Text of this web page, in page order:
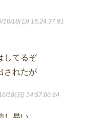
10/18(日) 16:24:37.91
してるぞ
されたが
18(日) 14:57:00.64